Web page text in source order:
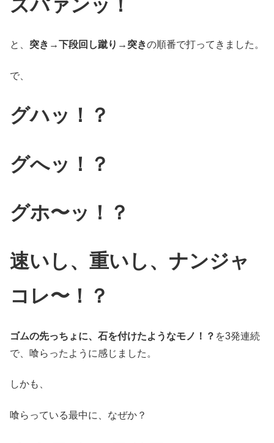
ズパァンッ！
と、 突き→下段回し蹴り→突きの順番で打ってきました。
で、
グハッ！？
グへッ！？
グホ〜ッ！？
速いし、重いし、ナンジャ
コレ〜！？
ゴムの先っちょに、石を付けたようなモノ！？ を3発連続
で、喰らったように感じました。
しかも、
喰らっている最中に、なぜか？